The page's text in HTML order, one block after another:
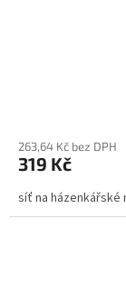
263,64 Kč bez DPH
319 Kč
síť na házenkářské